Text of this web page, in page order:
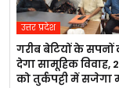
उत्तर प्रदेश
गरीब बेटियों के
देगा सामूहिक विवाह,
को तुर्कपट्टी में